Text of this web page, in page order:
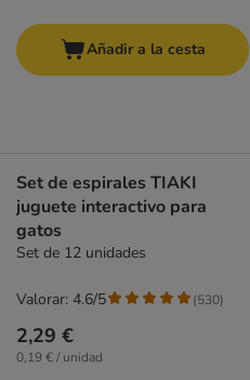
Añadir a la cesta
Set de espirales TIAKI
juguete interactivo para
gatos
Set de 12 unidades
2,29 €
0,19 € / unidad
Valorar: 4.6/5 (530)